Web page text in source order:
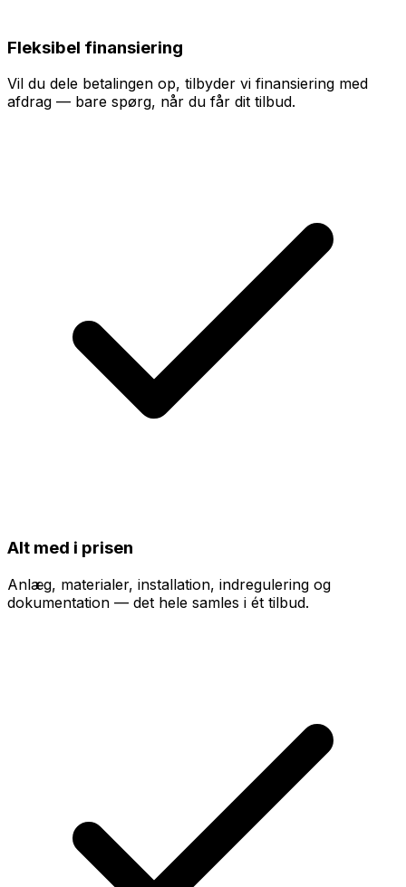
Fleksibel finansiering
Vil du dele betalingen op, tilbyder vi finansiering med
afdrag — bare spørg, når du får dit tilbud.
Alt med i prisen
Anlæg, materialer, installation, indregulering og
dokumentation — det hele samles i ét tilbud.